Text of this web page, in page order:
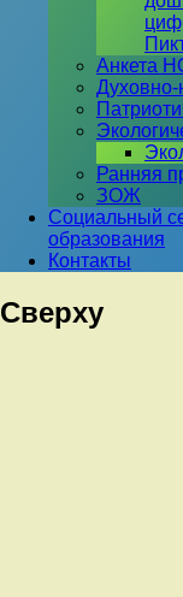
Анкета
Духовно-
Ранняя
ЗОЖ
Социальный
образования
Контакты
Сверху